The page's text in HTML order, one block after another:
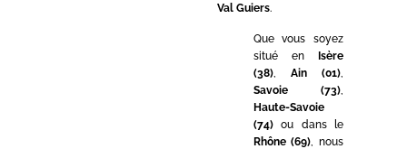
Val Guiers.
Que vous soyez
situé en Isère
(38), Ain (01)
Savoie (73)
Haute-Savoie
(74)ou dans le
Rhône (69) , nous